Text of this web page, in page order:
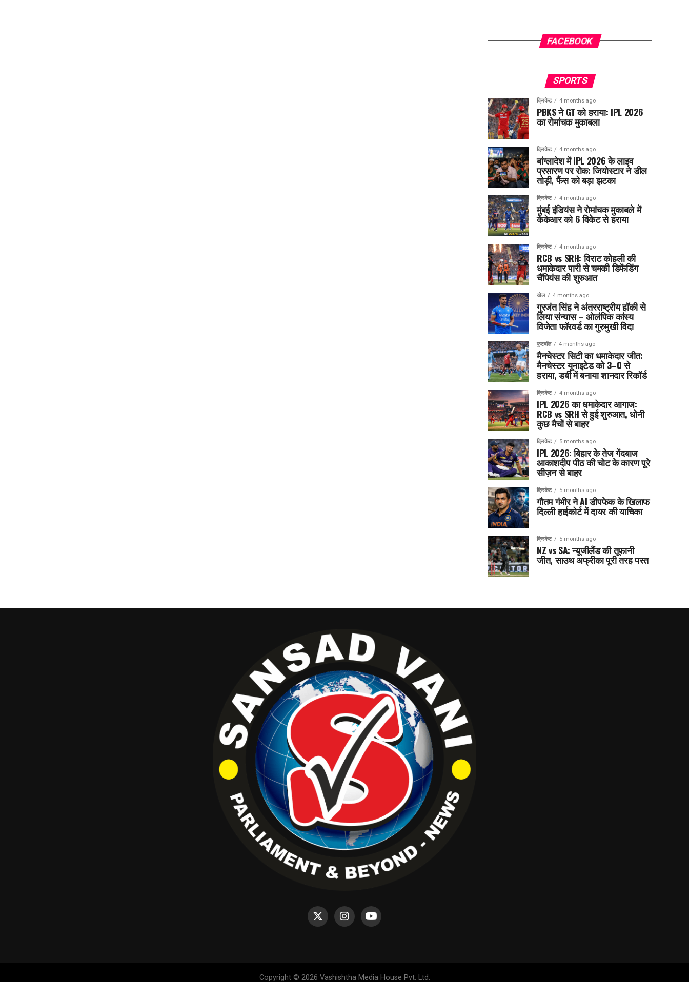
FACEBOOK
SPORTS
क्रिकेट 4 months ago
PBKS ने GT को हराया: IPL 2026
का रोमांचक मुकाबला
क्रिकेट 4 months ago
बांग्लादेश में IPL 2026 के लाइव
प्रसारण पर रोक: जियोस्टार ने डील
तोड़ी, फैंस को बड़ा झटका
क्रिकेट 4 months ago
मुंबई इंडियंस ने रोमांचक मुकाबले में
केकेआर को 6 विकेट से हराया
क्रिकेट 4 months ago
RCB vs SRH: विराट कोहली की
धमाकेदार पारी से चमकी डिफेंडिंग
चैंपियंस की शुरुआत
खेल 4 months ago
गुरजंत सिंह ने अंतरराष्ट्रीय हॉकी से
लिया संन्यास – ओलंपिक कांस्य
विजेता फॉरवर्ड का गुरुमुखी विदा
फुटबॉल 4 months ago
मैनचेस्टर सिटी का धमाकेदार जीत:
मैनचेस्टर यूनाइटेड को 3–0 से
हराया, डर्बी में बनाया शानदार रिकॉर्ड
क्रिकेट 4 months ago
IPL 2026 का धमाकेदार आगाज:
RCB vs SRH से हुई शुरुआत, धोनी
कुछ मैचों से बाहर
क्रिकेट 5 months ago
IPL 2026: बिहार के तेज गेंदबाज
आकाशदीप पीठ की चोट के कारण पूरे
सीज़न से बाहर
क्रिकेट 5 months ago
गौतम गंभीर ने AI डीपफेक के खिलाफ
दिल्ली हाईकोर्ट में दायर की याचिका
क्रिकेट 5 months ago
NZ vs SA: न्यूजीलैंड की तूफानी
जीत, साउथ अफ्रीका पूरी तरह पस्त
Copyright © 2026 Vashishtha Media House Pvt. Ltd.